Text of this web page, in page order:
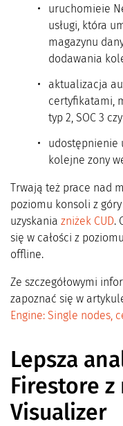
uruchomieie
usługi, która
magazynu
dodawania
aktualizacja
certyfikatami,
typ 2, SOC 3
udostępnienie
kolejne zony
Trwają też prace nad
poziomu konsoli z
uzyskania zniżek CUD.
się w całości z
offline.
Ze szczegółowymi
zapoznać się w
Engine: Single nodes,
Lepsza
Firestore z
Visualizer